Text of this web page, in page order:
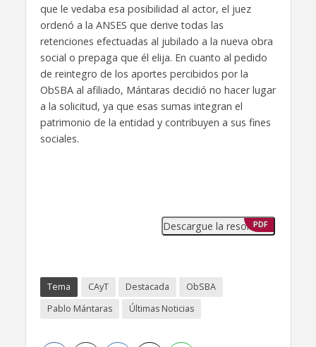
que le vedaba esa posibilidad al actor, el juez
ordenó a la ANSES que derive todas las
retenciones efectuadas al jubilado a la nueva obra
social o prepaga que él elija. En cuanto al pedido
de reintegro de los aportes percibidos por la
ObSBA al afiliado, Mántaras decidió no hacer lugar
a la solicitud, ya que esas sumas integran el
patrimonio de la entidad y contribuyen a sus fines
sociales.
Descargue la resolución
PDF
Tema CAyT Destacada
ObSBA
Pablo Mántaras
Últimas Noticias